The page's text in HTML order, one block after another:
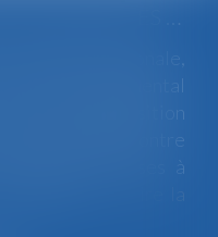
nationale,
et environnemental
sur la proposition
intégrale contre
commises à
enfants...